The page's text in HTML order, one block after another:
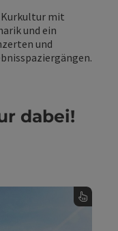
mit
und ein
und
dabei!